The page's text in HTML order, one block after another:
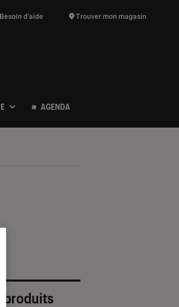
de produits vont vous être proposées
Besoin d’aide Trouver mon magasin
AGENDA
produits